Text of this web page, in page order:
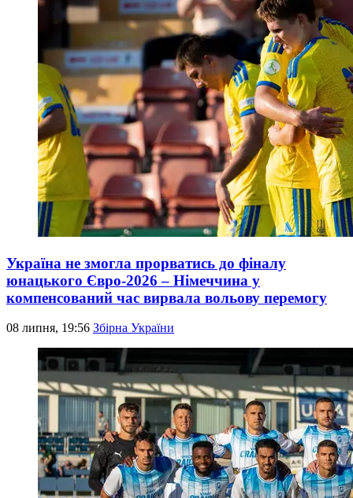
Україна не змогла прорватись до фіналу
юнацького Євро-2026 – Німеччина у
компенсований час вирвала вольову перемогу
08 липня, 19:56 Збірна України